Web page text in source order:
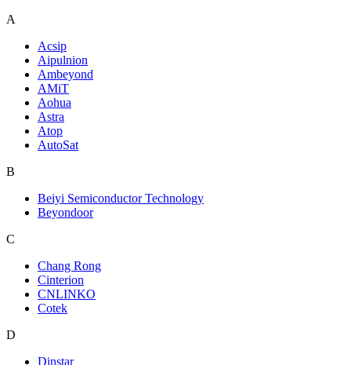
A
Acsip
Aipulnion
Ambeyond
AMiT
Aohua
Astra
Atop
AutoSat
B
Beiyi Semiconductor Technology
Beyondoor
C
Chang Rong
Cinterion
CNLINKO
Cotek
D
Dinstar